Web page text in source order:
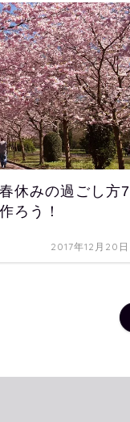
休みの過ごし方7
ろう！
2017年12月20日